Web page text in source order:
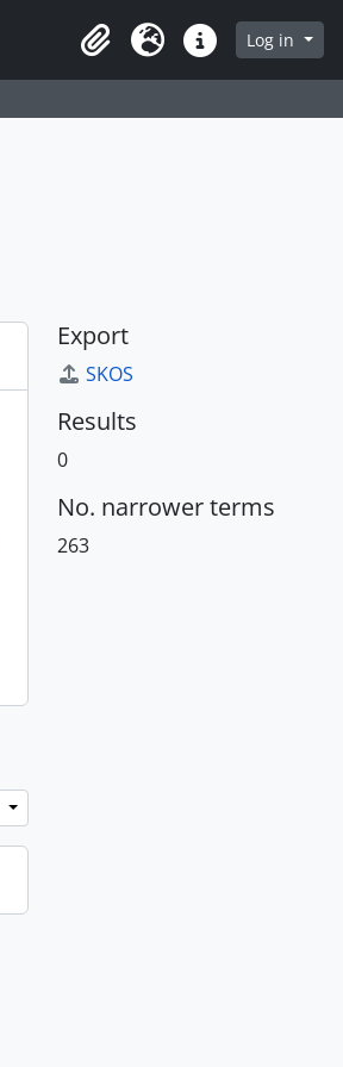
ClipboardLanguageQuick linksLog in
Export
SKOS
Results
0
No. narrower terms
263